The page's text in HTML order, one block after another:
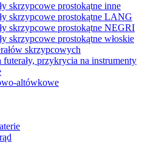
skrzypcowe prostokątne inne
skrzypcowe prostokątne LANG
skrzypcowe prostokątne NEGRI
skrzypcowe prostokątne włoskie
skrzypcowych
futerały, przykrycia na instrumenty
altówkowe